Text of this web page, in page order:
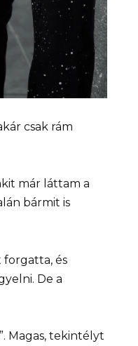
csak rám
már láttam a
bármit is
forgatta, és
De a
Magas, tekintélyt